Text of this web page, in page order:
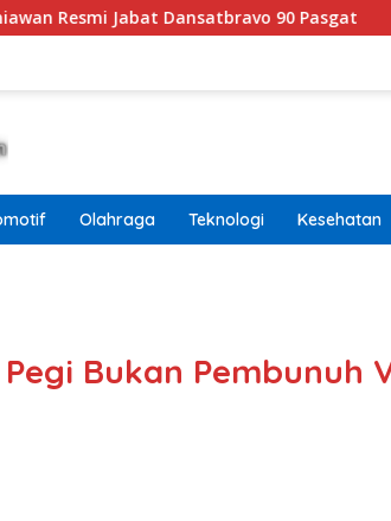
Jabat Dansatbravo 90 Pasgat
Olahraga Teknologi Kesehatan
Bukan Pembunuh